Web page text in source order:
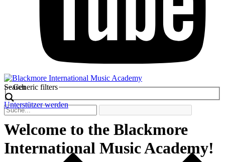
Search
Generic filters
Unterstützer werden
Welcome to the Blackmore
International Мusic Academy!